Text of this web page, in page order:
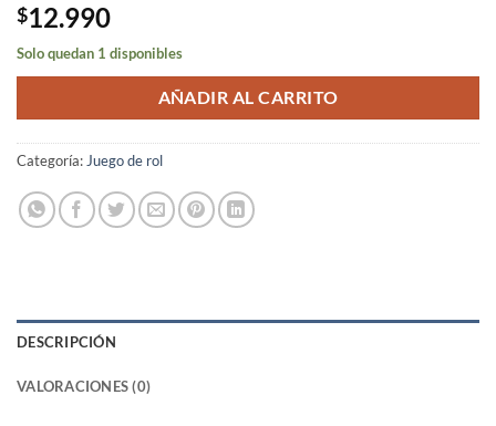
$12.990
Solo quedan 1 disponibles
AÑADIR AL CARRITO
Categoría: Juego de rol
DESCRIPCIÓN
VALORACIONES (0)